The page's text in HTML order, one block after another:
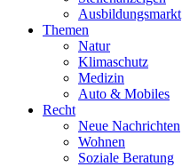
Ausbildungsmarkt
Themen
Natur
Klimaschutz
Medizin
Auto & Mobiles
Recht
Neue Nachrichten
Wohnen
Soziale Beratung